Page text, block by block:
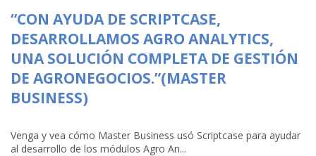
“CON AYUDA DE SCRIPTCASE,
DESARROLLAMOS AGRO ANALYTICS,
UNA SOLUCIÓN COMPLETA DE GESTIÓN
DE AGRONEGOCIOS.”(MASTER
BUSINESS)
Venga y vea cómo Master Business usó Scriptcase para ayudar
al desarrollo de los módulos Agro An...